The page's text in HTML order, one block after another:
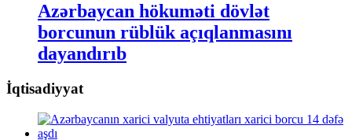
Azərbaycan hökuməti dövlət
borcunun rüblük açıqlanmasını
dayandırıb
İqtisadiyyat